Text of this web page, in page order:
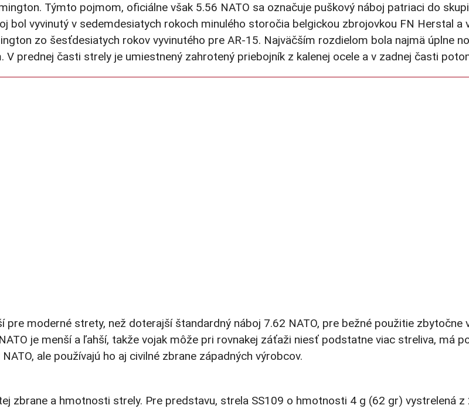
Týmto pojmom, oficiálne však 5.56 NATO sa označuje puškový náboj patriaci do
bol vyvinutý v sedemdesiatych rokoch minulého storočia belgickou zbrojovkou FN Herstal
zo šesťdesiatych rokov vyvinutého pre AR-15. Najväčším rozdielom bola najmä úplne
prednej časti strely je umiestnený zahrotený priebojník z kalenej ocele a v zadnej časti
pre moderné strety, než doterajší štandardný náboj 7.62 NATO, pre bežné použitie
je menší a ľahší, takže vojak môže pri rovnakej záťaži niesť podstatne viac streliva, má
ale používajú ho aj civilné zbrane západných výrobcov.
zbrane a hmotnosti strely. Pre predstavu, strela SS109 o hmotnosti 4 g (62 gr) vystrelená